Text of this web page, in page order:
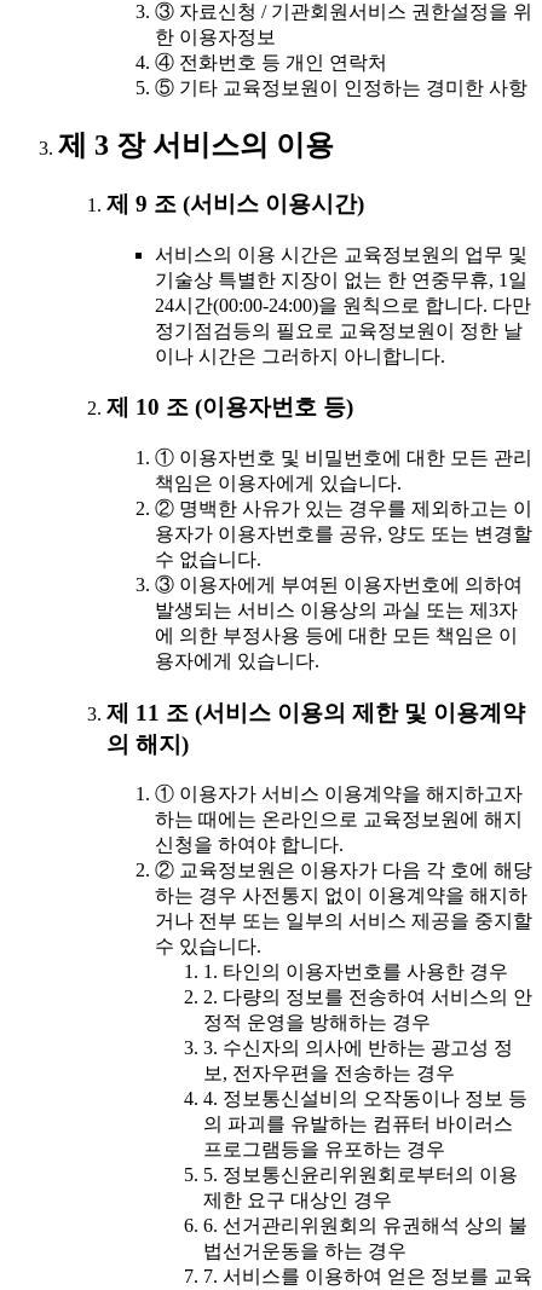
③ 자료신청 / 기관회원서비스 권한설정을 위
한 이용자정보
④ 전화번호 등 개인 연락처
⑤ 기타 교육정보원이 인정하는 경미한 사항
제 3 장 서비스의 이용
제 9 조 (서비스 이용시간)
서비스의 이용 시간은 교육정보원의 업무 및
기술상 특별한 지장이 없는 한 연중무휴, 1일
24시간(00:00-24:00)을 원칙으로 합니다. 다만
정기점검등의 필요로 교육정보원이 정한 날
이나 시간은 그러하지 아니합니다.
제 10 조 (이용자번호 등)
① 이용자번호 및 비밀번호에 대한 모든 관리
책임은 이용자에게 있습니다.
② 명백한 사유가 있는 경우를 제외하고는 이
용자가 이용자번호를 공유, 양도 또는 변경할
수 없습니다.
③ 이용자에게 부여된 이용자번호에 의하여
발생되는 서비스 이용상의 과실 또는 제3자
에 의한 부정사용 등에 대한 모든 책임은 이
용자에게 있습니다.
제 11 조 (서비스 이용의 제한 및 이용계약
의 해지)
① 이용자가 서비스 이용계약을 해지하고자
하는 때에는 온라인으로 교육정보원에 해지
신청을 하여야 합니다.
② 교육정보원은 이용자가 다음 각 호에 해당
하는 경우 사전통지 없이 이용계약을 해지하
거나 전부 또는 일부의 서비스 제공을 중지할
수 있습니다.
1. 타인의 이용자번호를 사용한 경우
2. 다량의 정보를 전송하여 서비스의 안
정적 운영을 방해하는 경우
3. 수신자의 의사에 반하는 광고성 정
보, 전자우편을 전송하는 경우
4. 정보통신설비의 오작동이나 정보 등
의 파괴를 유발하는 컴퓨터 바이러스
프로그램등을 유포하는 경우
5. 정보통신윤리위원회로부터의 이용
제한 요구 대상인 경우
6. 선거관리위원회의 유권해석 상의 불
법선거운동을 하는 경우
7. 서비스를 이용하여 얻은 정보를 교육